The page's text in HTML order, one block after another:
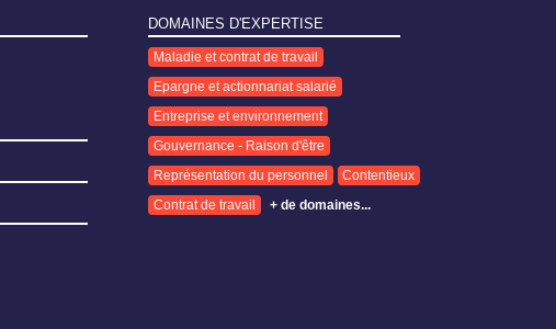
DOMAINES D'EXPERTISE
Maladie et contrat de travail
Epargne et actionnariat salarié
Entreprise et environnement
Gouvernance - Raison d'être
Représentation du personnel
Contentieux
Contrat de travail
+ de domaines...